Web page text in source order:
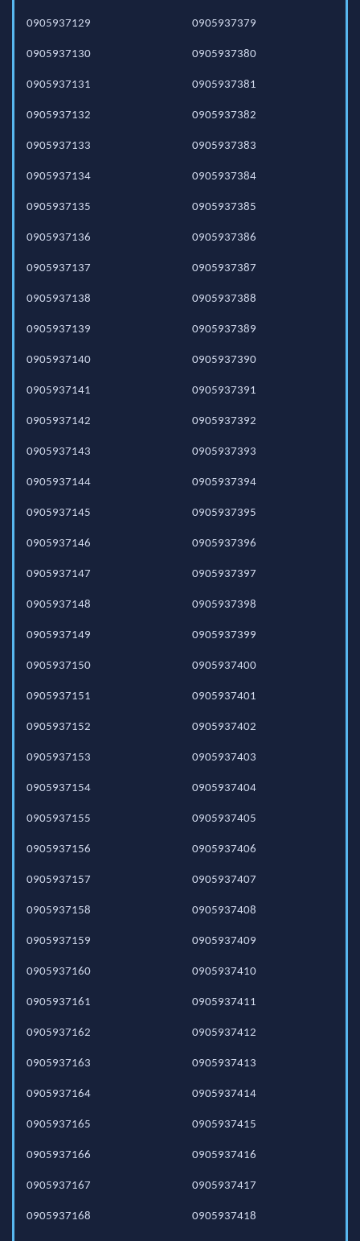
0905937129
0905937130
0905937131
0905937132
0905937133
0905937134
0905937135
0905937136
0905937137
0905937138
0905937139
0905937140
0905937141
0905937142
0905937143
0905937144
0905937145
0905937146
0905937147
0905937148
0905937149
0905937150
0905937151
0905937152
0905937153
0905937154
0905937155
0905937156
0905937157
0905937158
0905937159
0905937160
0905937161
0905937162
0905937163
0905937164
0905937165
0905937166
0905937167
0905937168
0905937379
0905937380
0905937381
0905937382
0905937383
0905937384
0905937385
0905937386
0905937387
0905937388
0905937389
0905937390
0905937391
0905937392
0905937393
0905937394
0905937395
0905937396
0905937397
0905937398
0905937399
0905937400
0905937401
0905937402
0905937403
0905937404
0905937405
0905937406
0905937407
0905937408
0905937409
0905937410
0905937411
0905937412
0905937413
0905937414
0905937415
0905937416
0905937417
0905937418